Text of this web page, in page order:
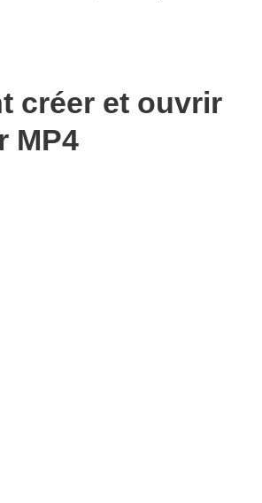
créer et ouvrir
MP4